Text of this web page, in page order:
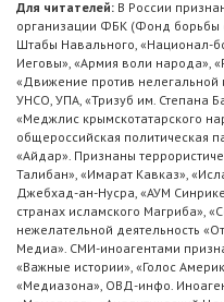
Для читателей: В России
организации ФБК (Фонд борьбы
Штабы Навального, «Национал-
Иеговы», «Армия воли народа»,
«Движение против нелегальной
УНСО, УПА, «Тризуб им. Степана
«Меджлис крымскотатарского
общероссийская политическая
«Айдар». Признаны
Талибан», «Имарат Кавказ»,
Джебхад-ан-Нусра, «АУМ
странах исламского Магриба»,
нежелательной деятельность
Медиа». СМИ-иноагентами
«Важные истории», «Голос
«Медиазона», ОВД-инфо.